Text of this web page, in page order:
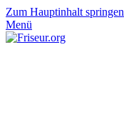
Zum Hauptinhalt springen
Menü